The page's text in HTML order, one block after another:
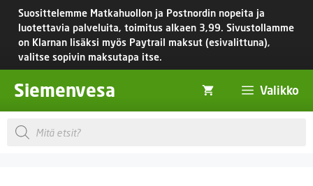
Siirry
sisältöön
Suosittelemme Matkahuollon ja Postnordin nopeita ja
luotettavia palveluita, toimitus alkaen 3,99. Sivustollamme
on Klarnan lisäksi myös Paytrail maksut (esivalittuna),
valitse sopivin maksutapa itse.
Siemenvesa Valikko
Products
search